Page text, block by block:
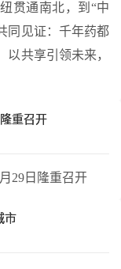
贯通南北，到“中
同见证：千年药都
共享引领未来，
重召开
29日隆重召开
市